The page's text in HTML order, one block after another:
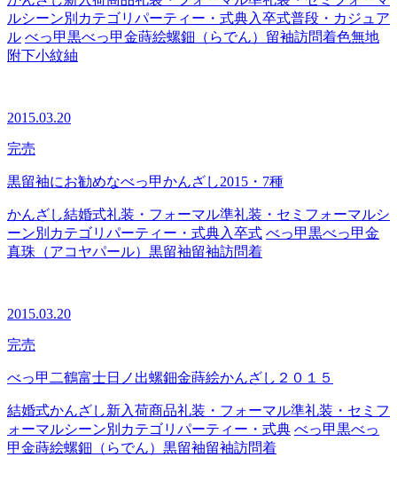
ルシーン別カテゴリ パーティー・式典入卒式普段・カジュア
ル べっ甲黒べっ甲金蒔絵螺鈿（らでん） 留袖訪問着色無地
附下小紋紬
2015.03.20
完売
黒留袖にお勧めなべっ甲かんざし2015・7種
かんざし結婚式礼装・フォーマル準礼装・セミフォーマルシ
ーン別カテゴリ パーティー・式典入卒式 べっ甲黒べっ甲金
真珠（アコヤパール） 黒留袖留袖訪問着
2015.03.20
完売
べっ甲二鶴富士日ノ出螺鈿金蒔絵かんざし２０１５
結婚式かんざし新入荷商品礼装・フォーマル準礼装・セミフ
ォーマルシーン別カテゴリ パーティー・式典 べっ甲黒べっ
甲金蒔絵螺鈿（らでん） 黒留袖留袖訪問着